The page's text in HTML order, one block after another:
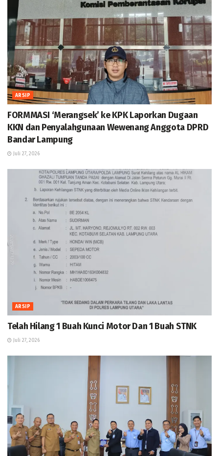
ARSIP
FORMMASI ‘Merangsek’ ke KPK Laporkan Dugaan
KKN dan Penyalahgunaan Wewenang Anggota DPRD
Bandar Lampung
Juli 27, 2026
ARSIP
Telah Hilang 1 Buah Kunci Motor Dan 1 Buah STNK
Juli 27, 2026